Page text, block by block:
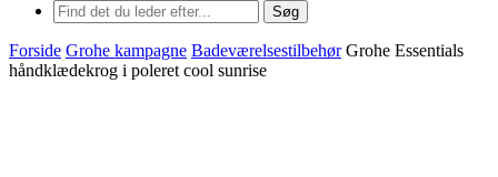
Søg
Forside Grohe kampagne Badeværelsestilbehør Grohe Essentials
håndklædekrog i poleret cool sunrise